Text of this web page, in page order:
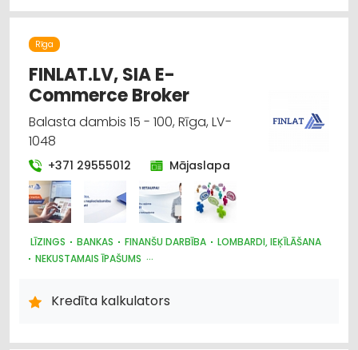
Rīga
FINLAT.LV, SIA E-
Commerce Broker
Balasta dambis 15 - 100, Rīga, LV-
1048
+371 29555012 Mājaslapa
LĪZINGS BANKAS FINANŠU DARBĪBA
LOMBARDI, IEĶĪLĀŠANA
NEKUSTAMAIS ĪPAŠUMS
Kredīta kalkulators